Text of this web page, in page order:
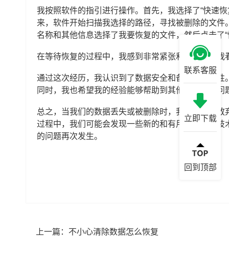
我按照软件的指引进行操作。首先，我选择了“快速
来，软件开始扫描我选择的路径，寻找被删除的文
名称和其他信息选择了我要恢复的文件，然后点击
在等待恢复的过程中，我感到非常紧张和期待。当
通过这次经历，我认识到了数据安全和备份的重要
同时，我也希望我的经验能够帮助到其他遇到类似问
总之，当我们的数据丢失或被删除时，我们不应该
过程中，我们可能会发现一些新的和有用的工具和
的问题再次发生。
上一篇： 不小心清除数据怎么恢复
联系客服
立即下载
回到顶部